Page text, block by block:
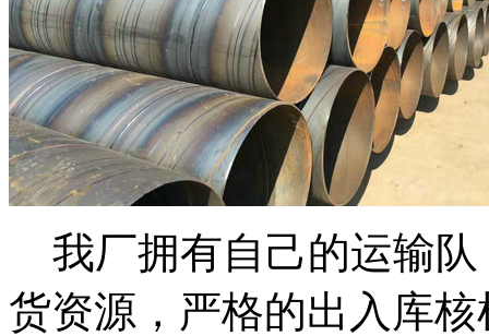
我厂拥有自己的运输队
货资源，严格的出入库